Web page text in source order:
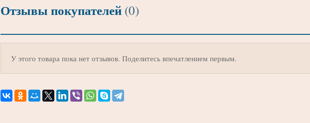
Отзывы покупателей (0)
У этого товара пока нет отзывов. Поделитесь впечатлением первым.